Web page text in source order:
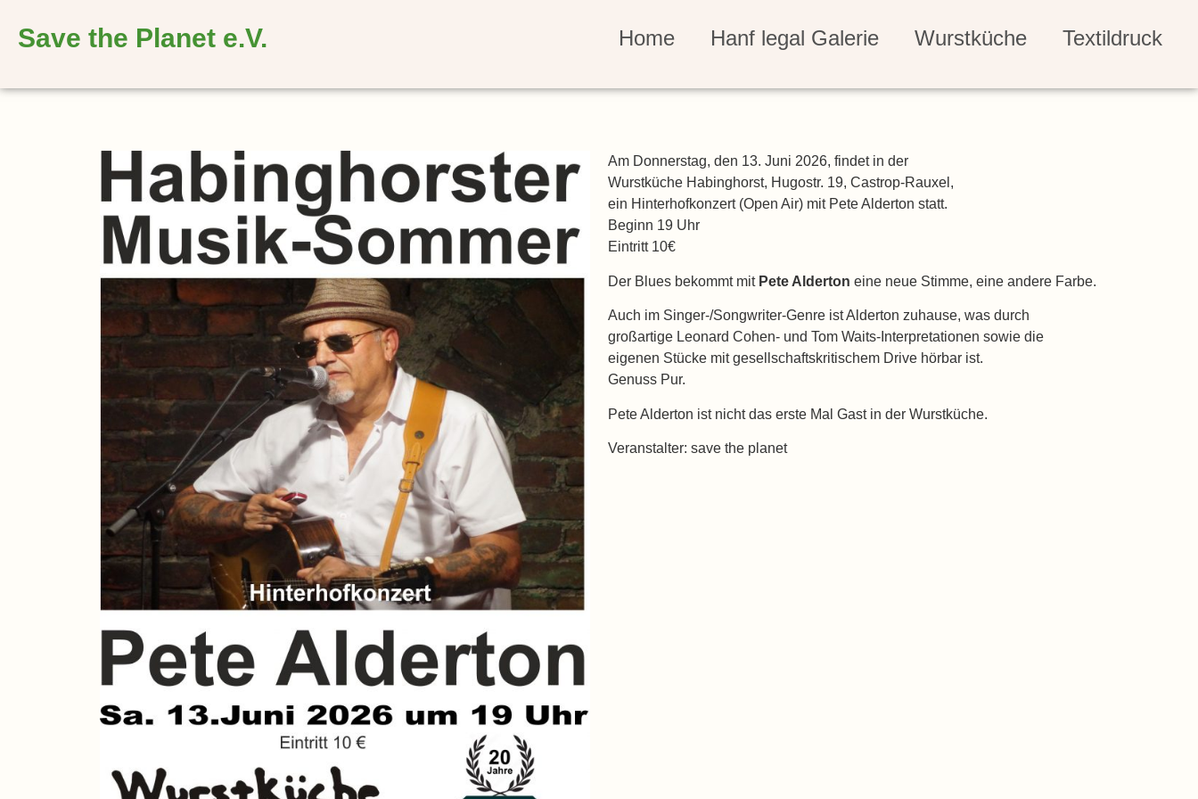
Save the Planet e.V. Home Hanf legal Galerie Wurstküche Textildruck
Am Donnerstag, den 13. Juni 2026, findet in der
Wurstküche Habinghorst, Hugostr. 19, Castrop-Rauxel,
ein Hinterhofkonzert (Open Air) mit Pete Alderton statt.
Beginn 19 Uhr
Eintritt 10€
Der Blues bekommt mit Pete Alderton eine neue Stimme, eine andere Farbe.
Auch im Singer-/Songwriter-Genre ist Alderton zuhause, was durch
großartige Leonard Cohen- und Tom Waits-Interpretationen sowie die
eigenen Stücke mit gesellschaftskritischem Drive hörbar ist.
Genuss Pur.
Pete Alderton ist nicht das erste Mal Gast in der Wurstküche.
Veranstalter: save the planet